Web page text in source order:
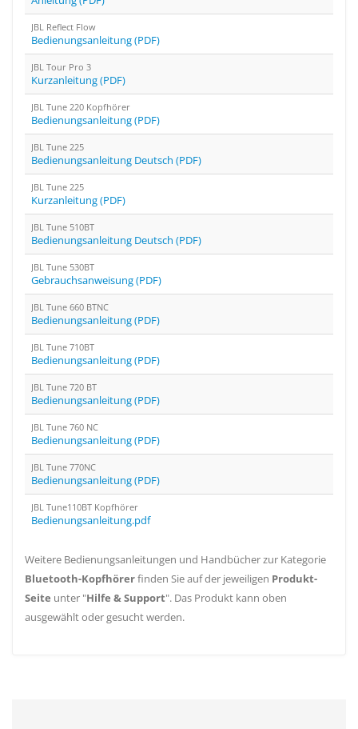
JBL Reflect Flow
Bedienungsanleitung (PDF)
JBL Tour Pro 3
Kurzanleitung (PDF)
JBL Tune 220 Kopfhörer
Bedienungsanleitung (PDF)
JBL Tune 225
Bedienungsanleitung Deutsch (PDF)
JBL Tune 225
Kurzanleitung (PDF)
JBL Tune 510BT
Bedienungsanleitung Deutsch (PDF)
JBL Tune 530BT
Gebrauchsanweisung (PDF)
JBL Tune 660 BTNC
Bedienungsanleitung (PDF)
JBL Tune 710BT
Bedienungsanleitung (PDF)
JBL Tune 720 BT
Bedienungsanleitung (PDF)
JBL Tune 760 NC
Bedienungsanleitung (PDF)
JBL Tune 770NC
Bedienungsanleitung (PDF)
JBL Tune110BT Kopfhörer
Bedienungsanleitung.pdf
Weitere Bedienungsanleitungen und Handbücher zur Kategorie
Bluetooth-Kopfhörerfinden Sie auf der jeweiligen Produkt-
Seite unter "Hilfe & Support". Das Produkt kann oben
ausgewählt oder gesucht werden.